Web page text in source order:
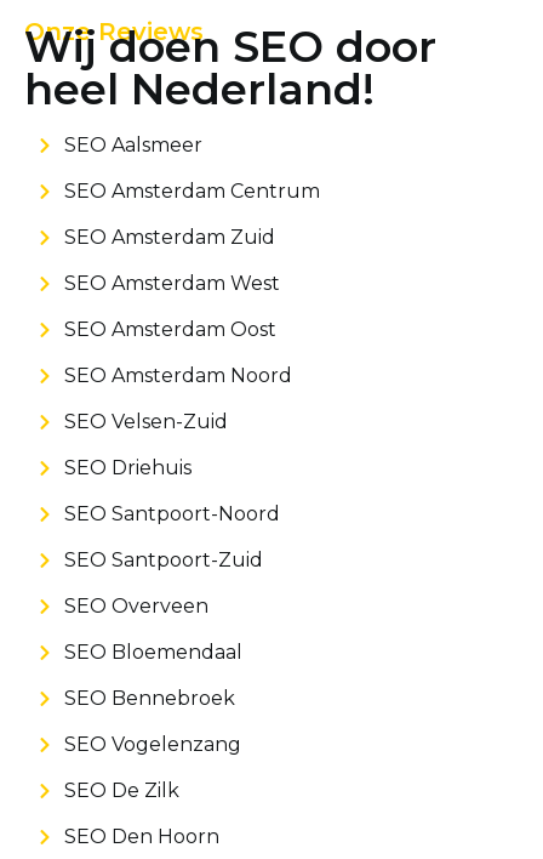
Onze Reviews
Wij doen SEO door
heel Nederland!
SEO Aalsmeer
SEO Amsterdam Centrum
SEO Amsterdam Zuid
SEO Amsterdam West
SEO Amsterdam Oost
SEO Amsterdam Noord
SEO Velsen-Zuid
SEO Driehuis
SEO Santpoort-Noord
SEO Santpoort-Zuid
SEO Overveen
SEO Bloemendaal
SEO Bennebroek
SEO Vogelenzang
SEO De Zilk
SEO Den Hoorn